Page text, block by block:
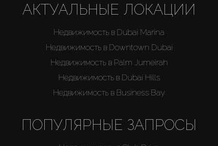
АКТУАЛЬНЫЕ ЛОКАЦИИ
Недвижимость в Dubai Marina
Недвижимость в Downtown Dubai
Недвижимость в Palm Jumeirah
Недвижимость в Dubai Hills
Недвижимость в Business Bay
ПОПУЛЯРНЫЕ ЗАПРОСЫ